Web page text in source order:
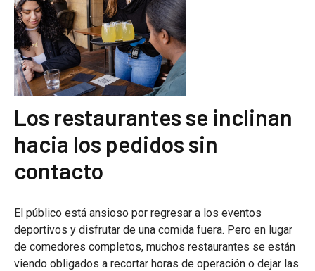
Los restaurantes se inclinan
hacia los pedidos sin
contacto
El público está ansioso por regresar a los eventos
deportivos y disfrutar de una comida fuera. Pero en lugar
de comedores completos, muchos restaurantes se están
viendo obligados a recortar horas de operación o dejar las